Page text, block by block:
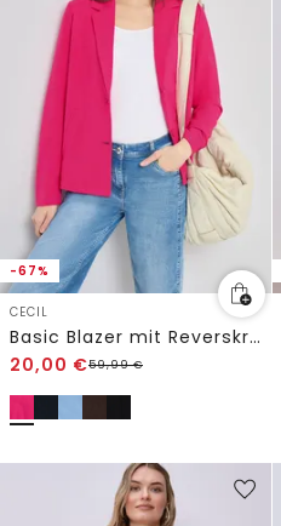
-67%
CECIL
Basic Blazer mit Reverskragen
20,00 €59,99€